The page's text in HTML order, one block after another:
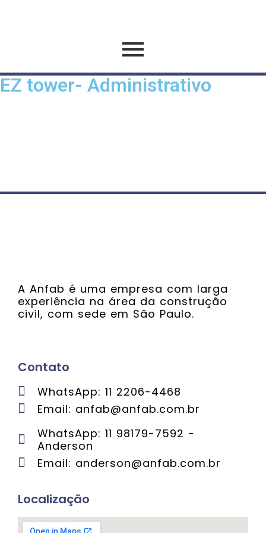
EZ tower- Administrativo
A Anfab é uma empresa com larga
experiência na área da construção
civil, com sede em São Paulo.
Contato
WhatsApp: 11 2206-4468
Email: anfab@anfab.com.br
WhatsApp: 11 98179-7592 -
Anderson
Email: anderson@anfab.com.br
Localização